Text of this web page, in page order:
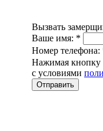
Вызвать
Ваше имя: *
Номер телефона:
Нажимая кнопку
с условиями
Отправить